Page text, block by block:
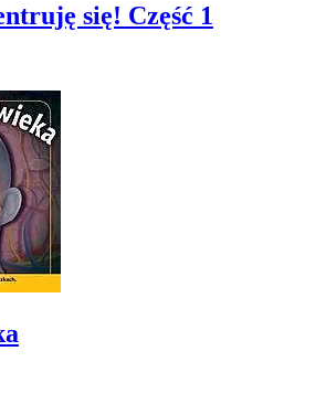
się! Część 1